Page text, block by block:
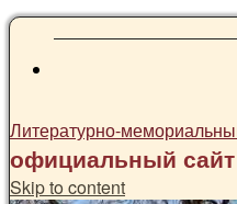
Литературно-
официальный сайт
Skip to content